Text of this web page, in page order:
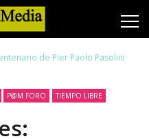
de Pier Paolo Pasolini
P@M FORO TIEMPO LIBRE